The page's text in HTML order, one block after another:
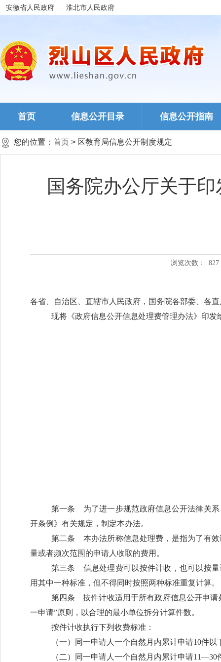
安徽省人民政府 淮北市人民政府
首页 信息公开目录 信息公开指南
您的位置： 首页 > 区教育局信息公开制度规定
国务院办公厅关于
浏览次数： 827
各省、自治区、直辖市人民政府，国务院各部委、各
现将《政府信息公开信息处理费管理办法》印发
第一条 为了进一步规范政府信息公开法律关
开条例》有关规定，制定本办法。
第二条 本办法所称信息处理费，是指为了有
量或者频次范围的申请人收取的费用。
第三条 信息处理费可以按件计收，也可以按
用其中一种标准，但不得同时按照两种标准重复计算。
第四条 按件计收适用于所有政府信息公开申请
一申请”原则，以合理的最小单位拆分计算件数。
按件计收执行下列收费标准：
（一）同一申请人一个自然月内累计申请10件以
（二）同一申请人一个自然月内累计申请11—30